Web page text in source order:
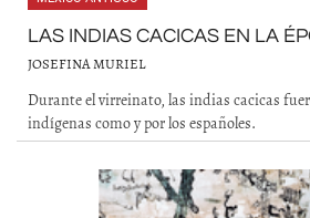
LAS INDIAS CACICAS EN LA
JOSEFINA MURIEL
Durante el virreinato, las indias cacicas
indígenas como y por los españoles.